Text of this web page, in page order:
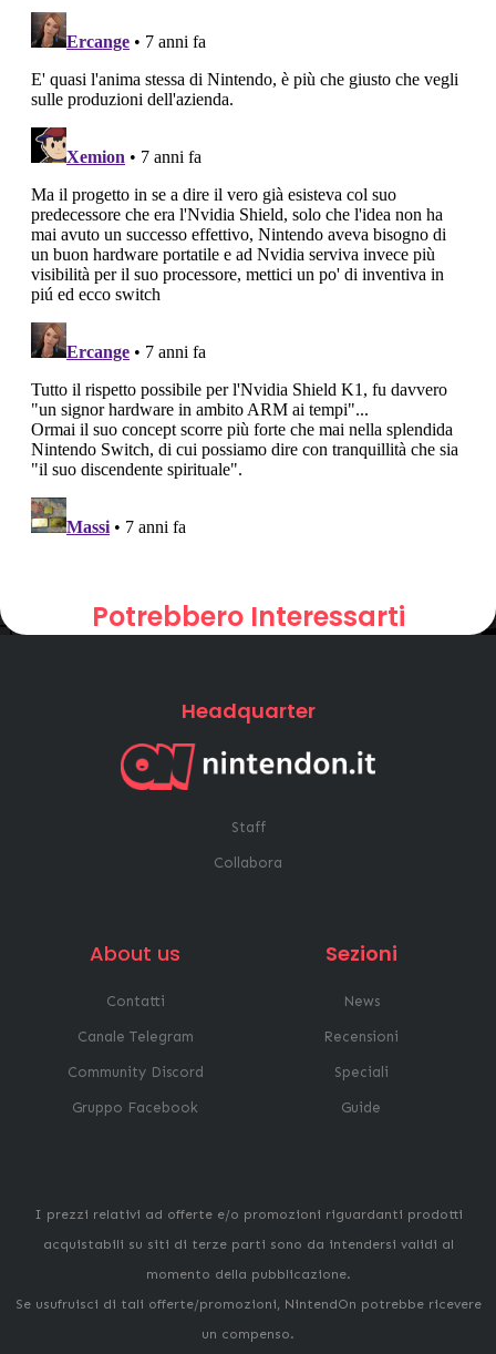
Potrebbero Interessarti
Headquarter
Staff
Collabora
About us
Contatti
Canale Telegram
Community Discord
Gruppo Facebook
Sezioni
News
Recensioni
Speciali
Guide
I prezzi relativi ad offerte e/o promozioni riguardanti prodotti
acquistabili su siti di terze parti sono da intendersi validi al
momento della pubblicazione.
Se usufruisci di tali offerte/promozioni, NintendOn potrebbe ricevere
un compenso.